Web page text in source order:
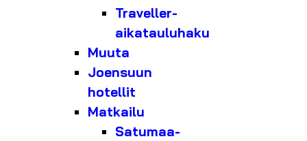
Traveller-
aikatauluhaku
Muuta
Joensuun
hotellit
Matkailu
Satumaa-